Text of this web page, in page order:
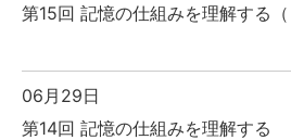
第15回 記憶の仕組みを理解する（
06月29日
第14回 記憶の仕組みを理解する